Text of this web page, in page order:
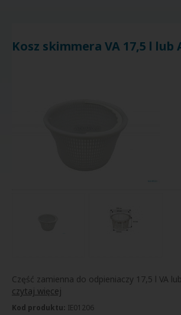
Kosz skimmera VA 17,5 l lub
Część zamienna do odpieniaczy 17,5 l VA
czytaj więcej
Kod produktu: IE01206